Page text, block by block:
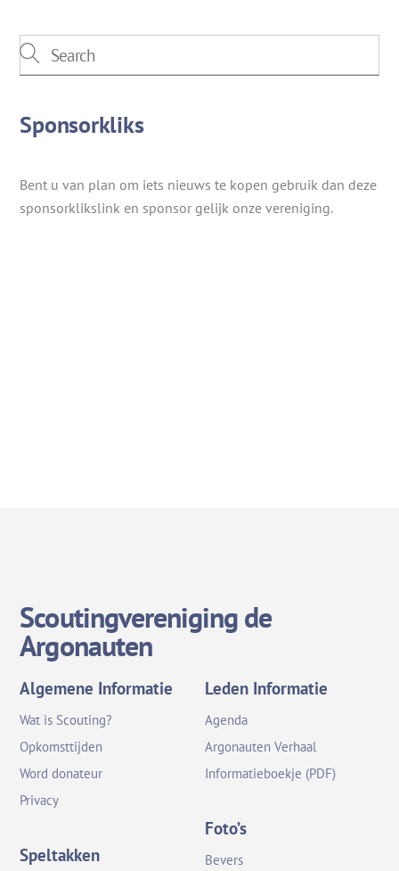
Sponsorkliks
Bent u van plan om iets nieuws te kopen gebruik dan deze
sponsorklikslink en sponsor gelijk onze vereniging.
Scoutingvereniging de
Argonauten
Algemene Informatie
Wat is Scouting?
Opkomsttijden
Word donateur
Privacy
Speltakken
Leden Informatie
Agenda
Argonauten Verhaal
Informatieboekje (PDF)
Foto’s
Bevers